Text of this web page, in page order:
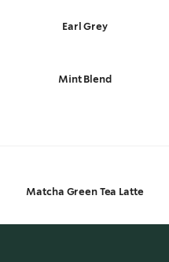
Earl Grey
Mint Blend
Matcha Green Tea Latte